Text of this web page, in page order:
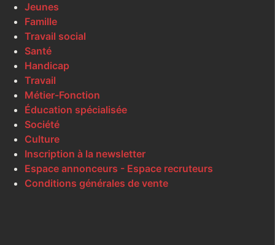
Jeunes
Famille
Travail social
Santé
Handicap
Travail
Métier-Fonction
Éducation spécialisée
Société
Culture
Inscription à la newsletter
Espace annonceurs - Espace recruteurs
Conditions générales de vente